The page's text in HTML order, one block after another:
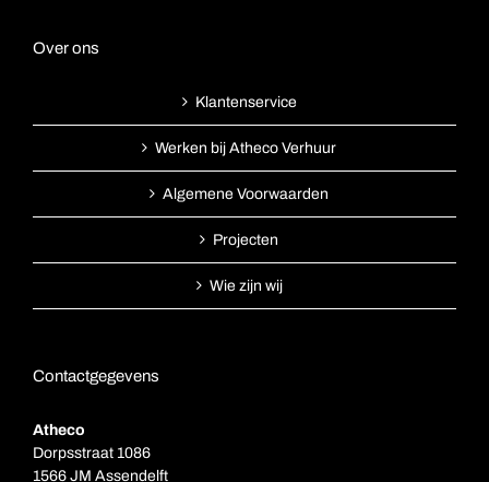
Over ons
Klantenservice
Werken bij Atheco Verhuur
Algemene Voorwaarden
Projecten
Wie zijn wij
Contactgegevens
Atheco
Dorpsstraat 1086
1566 JM Assendelft